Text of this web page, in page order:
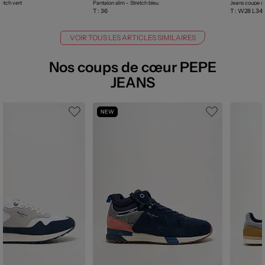
vert Pantalon slim - Stretch bleu
T : 36 T : W28 L34
VOIR TOUS LES ARTICLES SIMILAIRES
Nos coups de cœur PEPE
JEANS
NEW